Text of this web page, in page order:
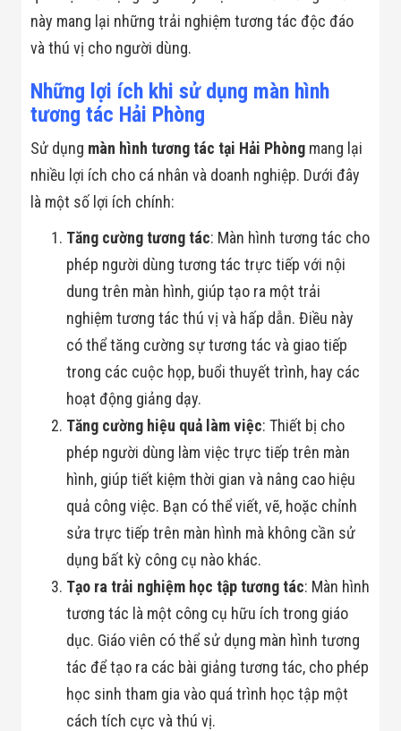
Đội
Dự Án Khối Nhà
Xưởng -
Logistics
Tin Khuyến Mãi
Tin Tuyển Dụng
Liên Hệ
này mang lại những trải nghiệm tương tác độc đáo
và thú vị cho người dùng.
Những lợi ích khi sử dụng màn hình
tương tác Hải Phòng
Sử dụng màn hình tương tác tại Hải Phòng mang lại
nhiều lợi ích cho cá nhân và doanh nghiệp. Dưới đây
là một số lợi ích chính:
Tăng cường tương tác: Màn hình tương tác cho
phép người dùng tương tác trực tiếp với nội
dung trên màn hình, giúp tạo ra một trải
nghiệm tương tác thú vị và hấp dẫn. Điều này
có thể tăng cường sự tương tác và giao tiếp
trong các cuộc họp, buổi thuyết trình, hay các
hoạt động giảng dạy.
Tăng cường hiệu quả làm việc: Thiết bị cho
phép người dùng làm việc trực tiếp trên màn
hình, giúp tiết kiệm thời gian và nâng cao hiệu
quả công việc. Bạn có thể viết, vẽ, hoặc chỉnh
sửa trực tiếp trên màn hình mà không cần sử
dụng bất kỳ công cụ nào khác.
Tạo ra trải nghiệm học tập tương tác: Màn hình
tương tác là một công cụ hữu ích trong giáo
dục. Giáo viên có thể sử dụng màn hình tương
tác để tạo ra các bài giảng tương tác, cho phép
học sinh tham gia vào quá trình học tập một
cách tích cực và thú vị.